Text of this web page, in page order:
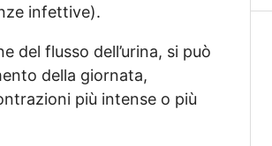
infettive).
del flusso dell’urina, si può
della giornata,
più intense o più